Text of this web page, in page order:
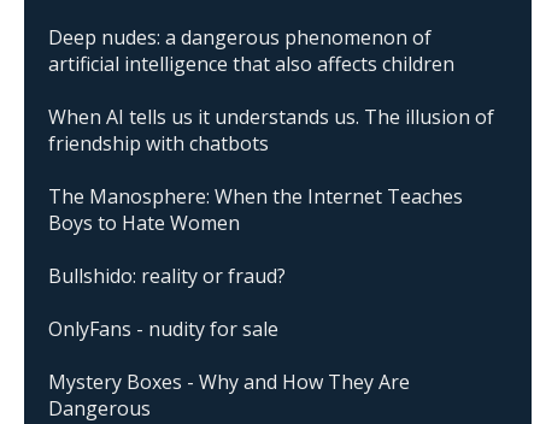
Deep nudes: a dangerous phenomenon of
artificial intelligence that also affects children
When AI tells us it understands us. The illusion of
friendship with chatbots
The Manosphere: When the Internet Teaches
Boys to Hate Women
Bullshido: reality or fraud?
OnlyFans - nudity for sale
Mystery Boxes - Why and How They Are
Dangerous